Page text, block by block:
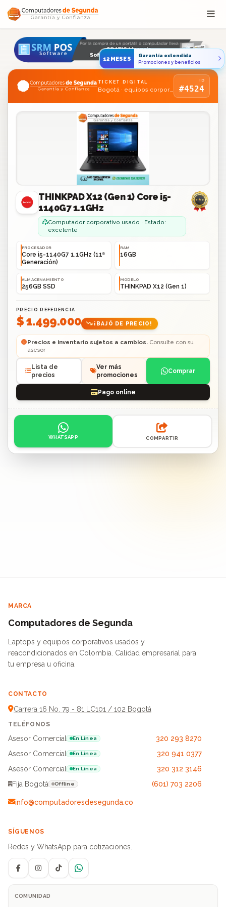
Saltar al contenido
TICKET DIGITAL
Bogotá · equipos corporativos usados
ID
#4524
THINKPAD X12 (Gen 1) Core i5-
1140G7 1.1GHz
Computador corporativo usado · Estado:
excelente
PROCESADOR
Core i5-1140G7 1.1GHz (11ª
Generación)
RAM
16GB
ALMACENAMIENTO
256GB SSD
MODELO
THINKPAD X12 (Gen 1)
PRECIO REFERENCIA
$ 1.499.000 ¡BAJÓ DE PRECIO!
Precios e inventario sujetos a cambios.Consulte con su
asesor
Lista de
precios
Ver más
promociones
Comprar
Pago online
Acciones: contacto por WhatsApp o compartir enlace.
WHATSAPP COMPARTIR
12MESES
Garantía extendida
Promociones y beneficios
MARCA
Computadores de Segunda
Laptops y equipos corporativos usados y
reacondicionados en Colombia. Calidad empresarial para
tu empresa u oficina.
CONTACTO
Carrera 16 No. 79 - 81 LC101 / 102 Bogotá
TELÉFONOS
Asesor Comercial En Línea
320 293 8270
Asesor Comercial
En Línea
320 941 0377
Asesor Comercial
En Línea
320 312 3146
Fija Bogotá
Offline (601) 703 2206
info@computadoresdesegunda.co
SÍGUENOS
Redes y WhatsApp para cotizaciones.
FacebookInstagramTikTokWhatsApp
COMUNIDAD